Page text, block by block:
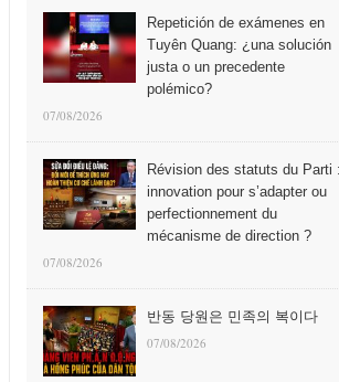
Repetición de exámenes en
Tuyên Quang: ¿una solución
justa o un precedente
polémico?
07/08/2026
Révision des statuts du Parti :
innovation pour s’adapter ou
perfectionnement du
mécanisme de direction ?
07/08/2026
반동 당원은 민족의 복이다
07/08/2026